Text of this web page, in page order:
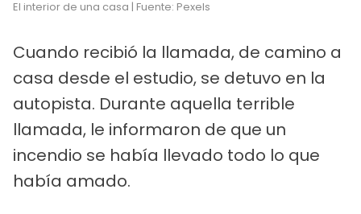
El interior de una casa | Fuente: Pexels
Cuando recibió la llamada, de camino a
casa desde el estudio, se detuvo en la
autopista. Durante aquella terrible
llamada, le informaron de que un
incendio se había llevado todo lo que
había amado.